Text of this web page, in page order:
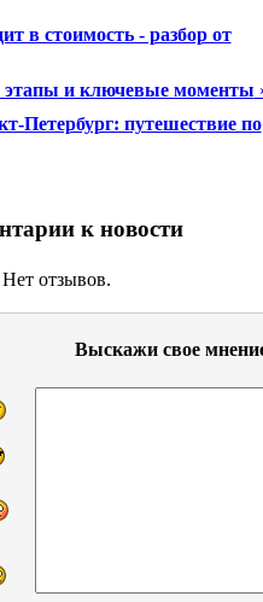
в стоимость - разбор от
этапы и ключевые моменты
Петербург: путешествие по
к новости
Нет отзывов.
Выскажи свое